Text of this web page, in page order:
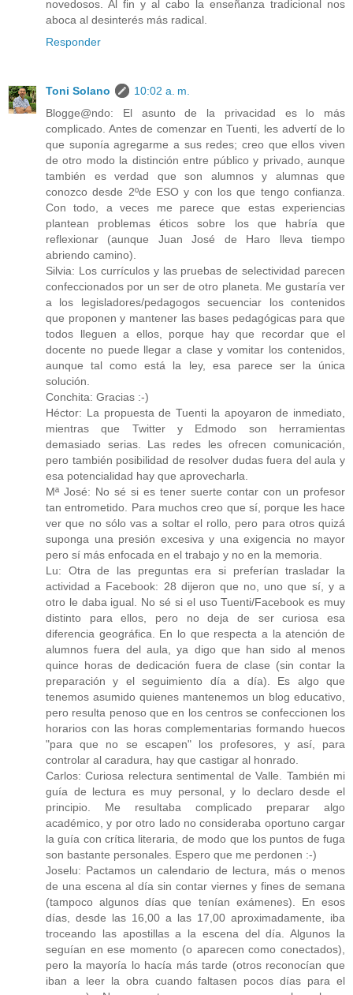
novedosos. Al fin y al cabo la enseñanza tradicional nos
aboca al desinterés más radical.
Responder
Toni Solano
10:02 a. m.
Blogge@ndo: El asunto de la privacidad es lo más
complicado. Antes de comenzar en Tuenti, les advertí de lo
que suponía agregarme a sus redes; creo que ellos viven
de otro modo la distinción entre público y privado, aunque
también es verdad que son alumnos y alumnas que
conozco desde 2ºde ESO y con los que tengo confianza.
Con todo, a veces me parece que estas experiencias
plantean problemas éticos sobre los que habría que
reflexionar (aunque Juan José de Haro lleva tiempo
abriendo camino).
Silvia: Los currículos y las pruebas de selectividad parecen
confeccionados por un ser de otro planeta. Me gustaría ver
a los legisladores/pedagogos secuenciar los contenidos
que proponen y mantener las bases pedagógicas para que
todos lleguen a ellos, porque hay que recordar que el
docente no puede llegar a clase y vomitar los contenidos,
aunque tal como está la ley, esa parece ser la única
solución.
Conchita: Gracias :-)
Héctor: La propuesta de Tuenti la apoyaron de inmediato,
mientras que Twitter y Edmodo son herramientas
demasiado serias. Las redes les ofrecen comunicación,
pero también posibilidad de resolver dudas fuera del aula y
esa potencialidad hay que aprovecharla.
Mª José: No sé si es tener suerte contar con un profesor
tan entrometido. Para muchos creo que sí, porque les hace
ver que no sólo vas a soltar el rollo, pero para otros quizá
suponga una presión excesiva y una exigencia no mayor
pero sí más enfocada en el trabajo y no en la memoria.
Lu: Otra de las preguntas era si preferían trasladar la
actividad a Facebook: 28 dijeron que no, uno que sí, y a
otro le daba igual. No sé si el uso Tuenti/Facebook es muy
distinto para ellos, pero no deja de ser curiosa esa
diferencia geográfica. En lo que respecta a la atención de
alumnos fuera del aula, ya digo que han sido al menos
quince horas de dedicación fuera de clase (sin contar la
preparación y el seguimiento día a día). Es algo que
tenemos asumido quienes mantenemos un blog educativo,
pero resulta penoso que en los centros se confeccionen los
horarios con las horas complementarias formando huecos
"para que no se escapen" los profesores, y así, para
controlar al caradura, hay que castigar al honrado.
Carlos: Curiosa relectura sentimental de Valle. También mi
guía de lectura es muy personal, y lo declaro desde el
principio. Me resultaba complicado preparar algo
académico, y por otro lado no consideraba oportuno cargar
la guía con crítica literaria, de modo que los puntos de fuga
son bastante personales. Espero que me perdonen :-)
Joselu: Pactamos un calendario de lectura, más o menos
de una escena al día sin contar viernes y fines de semana
(tampoco algunos días que tenían exámenes). En esos
días, desde las 16,00 a las 17,00 aproximadamente, iba
troceando las apostillas a la escena del día. Algunos la
seguían en ese momento (o aparecen como conectados),
pero la mayoría lo hacía más tarde (otros reconocían que
iban a leer la obra cuando faltasen pocos días para el